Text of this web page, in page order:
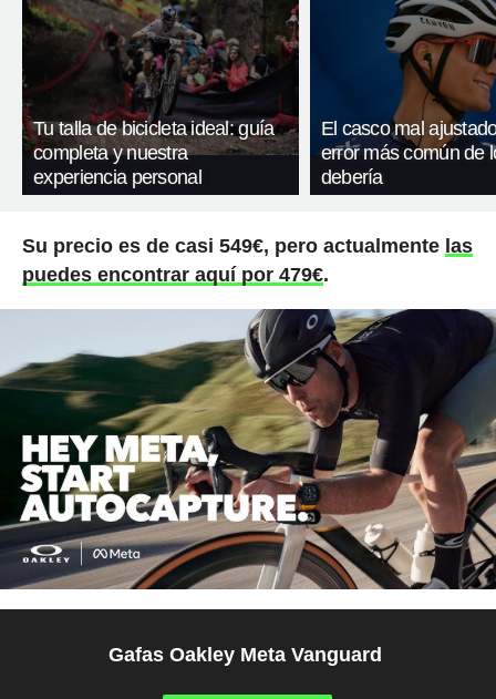
Tu talla de bicicleta ideal: guía
completa y nuestra
experiencia personal
El casco mal
error más común de
debería
Su precio es de casi 549€, pero actualmente las
puedes encontrar aquí por 479€.
Gafas Oakley Meta Vanguard